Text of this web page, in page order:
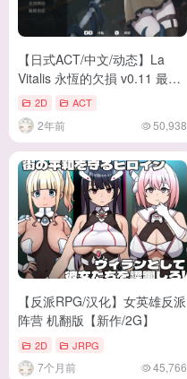
【日式ACT/中文/动态】La
Vitalis 永恆的欠損 v0.11 最新
测试版【更新/3G】
2D ACT
2年前 50,938
【反派RPG/汉化】女英雄反派
阵营 机翻版【新作/2G】
2D JRPG
7个月前 45,766